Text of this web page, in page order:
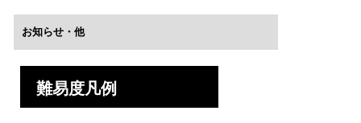
お知らせ・他
難易度凡例